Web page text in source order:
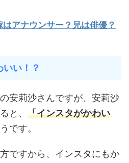
アナウンサー？兄は俳優？
い！？
安莉沙さんですが、安莉沙
と、 「インスタがかわい
です。
ですから、インスタにもか